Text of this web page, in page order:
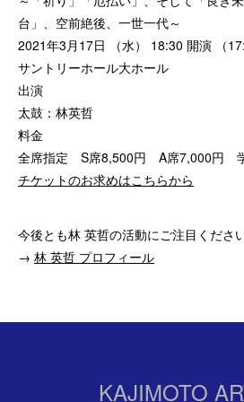
台」、空前絶後、一世一代～
2021年3月17日 （水） 18:30 開演 （
サントリーホール大ホール
出演
太鼓：林英哲
料金
全席指定 S席8,500円 A席7,000円
チケットのお求めはこちらから
今後とも林 英哲の活動にご注目ください
→ 林 英哲 プロフィール
KAJIMOTO